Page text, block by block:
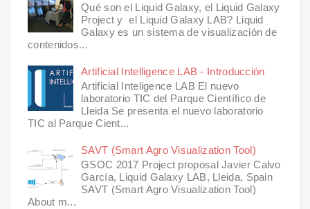
Qué son el Liquid Galaxy, el Liquid Galaxy
Project y el Liquid Galaxy LAB? Liquid
Galaxy es un sistema de visualización de
contenidos...
Artificial Intelligence LAB - Introducción
Artificial Inteligence LAB El nuevo
laboratorio TIC del Parque Científico de
Lleida Se presenta el nuevo laboratorio
TIC al Parque Cient...
SAVT (Smart Agro Visualization Tool)
GSOC 2017 Project proposal Javier Calvo
García, Liquid Galaxy LAB, Lleida, Spain
SAVT (Smart Agro Visualization Tool)
About m...